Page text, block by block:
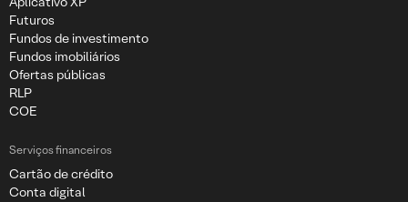
Futuros
Fundos de investimento
Fundos imobiliários
Ofertas públicas
RLP
COE
Serviços financeiros
Cartão de crédito
Conta digital